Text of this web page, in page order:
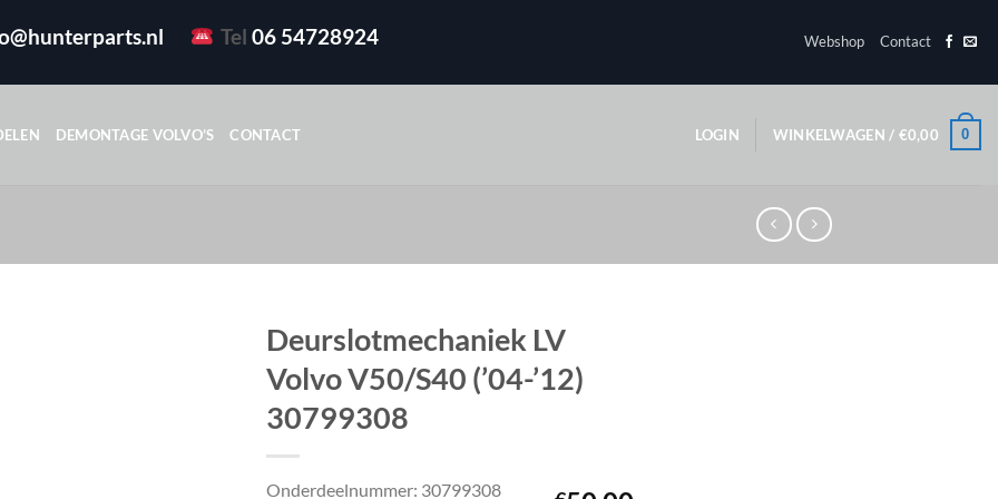
Tel 06 54728924 Webshop Contact
DEMONTAGE VOLVO’S CONTACT LOGIN WINKELWAGEN / €0,00 0
Deurslotmechaniek LV
Volvo V50/S40 (’04-’12)
30799308
Onderdeelnummer: 30799308